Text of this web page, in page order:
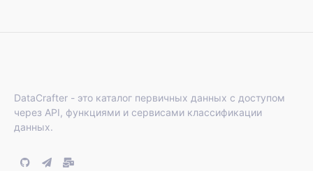
DataCrafter - это каталог первичных данных с доступом
через API, функциями и сервисами классификации
данных.